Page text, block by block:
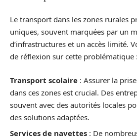
Le transport dans les zones rurales
uniques, souvent marquées par un
d’infrastructures et un accès limité.
de réflexion sur cette problématique :
Transport scolaire : Assurer la
dans ces zones est crucial. Des
souvent avec des autorités locales
des solutions adaptées.
Services de navettes : De